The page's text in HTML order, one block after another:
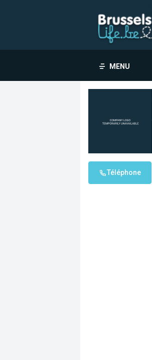
MENU
Téléphone